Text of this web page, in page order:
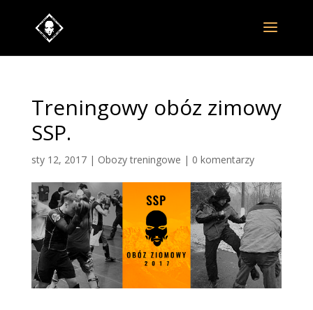
Treningowy obóz zimowy
SSP.
sty 12, 2017| Obozy treningowe | 0 komentarzy